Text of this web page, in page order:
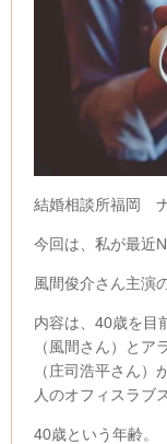
結婚相談所福岡
今回は、私が最近
風間俊介さん主演
内容は、40歳を目
（風間さん）とア
（庄司浩平さん
人のオフィスラブ
40歳という年齢。